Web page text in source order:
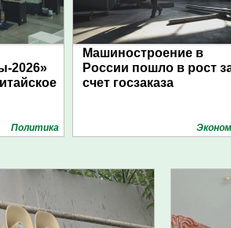
2026»
Политика
Машиностроение в
России пошло в рост
счет госзаказа